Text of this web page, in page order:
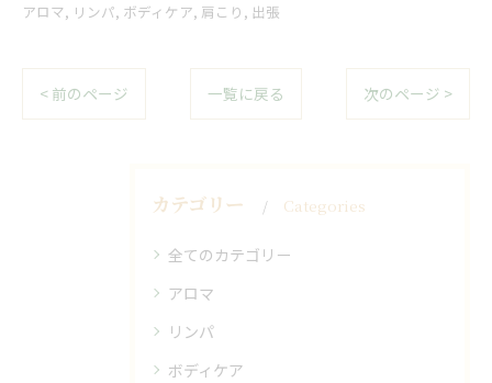
アロマ リンパ ボディケア 肩こり 出張
< 前のページ 一覧に戻る 次のページ >
カテゴリー Categories
全てのカテゴリー
アロマ
リンパ
ボディケア